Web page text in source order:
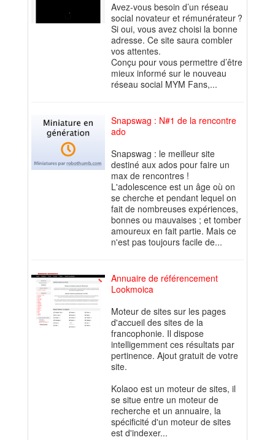
Avez-vous besoin d’un réseau
social novateur et rémunérateur ?
Si oui, vous avez choisi la bonne
adresse. Ce site saura combler
vos attentes.
Conçu pour vous permettre d’être
mieux informé sur le nouveau
réseau social MYM Fans,...
Snapswag : N#1 de la rencontre
ado
Snapswag : le meilleur site
destiné aux ados pour faire un
max de rencontres !
L'adolescence est un âge où on
se cherche et pendant lequel on
fait de nombreuses expériences,
bonnes ou mauvaises ; et tomber
amoureux en fait partie. Mais ce
n'est pas toujours facile de...
Annuaire de référencement
Lookmoica
Moteur de sites sur les pages
d'accueil des sites de la
francophonie. Il dispose
intelligemment ces résultats par
pertinence. Ajout gratuit de votre
site.
Kolaoo est un moteur de sites, il
se situe entre un moteur de
recherche et un annuaire, la
spécificité d'un moteur de sites
est d'indexer...